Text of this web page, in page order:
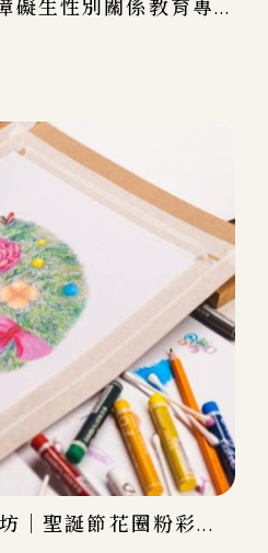
礙生性別關係教育專...
｜聖誕節花圈粉彩...